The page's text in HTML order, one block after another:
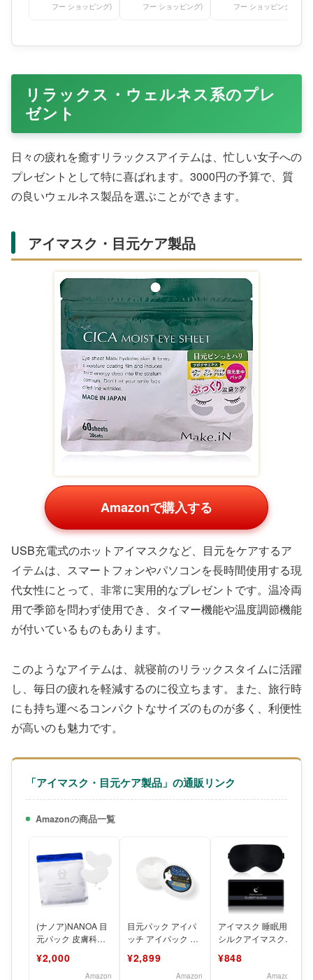
フー ショッピング)
フー ショッピング)
フー ショッピング)
リラックス・ウェルネス系のプレ
ゼント
日々の疲れを癒すリラックスアイテムは、忙しい女子への
プレゼントとして特に喜ばれます。3000円の予算で、質
の良いウェルネス製品を選ぶことができます。
アイマスク・目元ケア製品
Amazonで購入する
USB充電式のホットアイマスクなど、目元をケアするア
イテムは、スマートフォンやパソコンを長時間使用する現
代女性にとって、非常に実用的なプレゼントです。温冷両
用で季節を問わず使用でき、タイマー機能や温度調節機能
が付いているものもあります。
このようなアイテムは、就寝前のリラックスタイムに活躍
し、毎日の疲れを軽減するのに役立ちます。また、旅行時
にも持ち運べるコンパクトなサイズのものが多く、利便性
が高いのも魅力です。
「アイマスク・目元ケア製品」の通販リンク
Amazonの商品一覧
(ナノア)NANOA 目
元パック 皮膚科医
細胞 EGF 目元ケ
¥2,000
Amazon
目元パック アイパ
ッチ アイパック ヒ
イオセルロース 90
¥2,899
Amazon
アイマスク 睡眠用
シルクアイマスク
用 通気性 圧迫感な
¥848
Amazon